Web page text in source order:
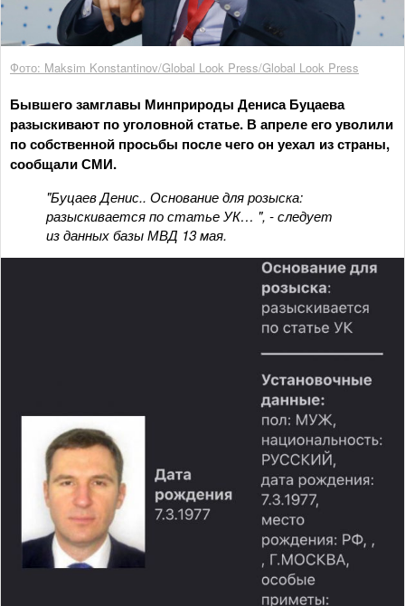
Фото: Maksim Konstantinov/Global Look Press/Global Look Press
Бывшего замглавы Минприроды Дениса Буцаева
разыскивают по уголовной статье. В апреле его уволили
по собственной просьбы после чего он уехал из страны,
сообщали СМИ.
"Буцаев Денис.. Основание для розыска:
разыскивается по статье УК… ", - следует
из данных базы МВД 13 мая.